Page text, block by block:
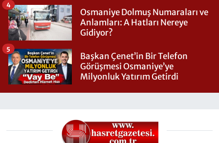
Osmaniye Dolmuş Numaraları ve
Anlamları: A Hatları Nereye
Gidiyor?
4
Başkan Çenet’in Bir Telefon
Görüşmesi Osmaniye’ye
Milyonluk Yatırım Getirdi
5